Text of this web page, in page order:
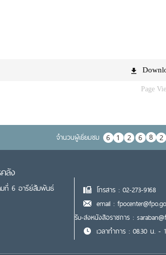
Page
จำนวนผู้เยื่ยมชม
ลัง
มที่ 6 อารีย์สัมพันธ์
โทรสาร : 02-273-9168
email :
รับ-ส่งหนังสือราชการ :
เวลาทำการ : 08.30 น. -